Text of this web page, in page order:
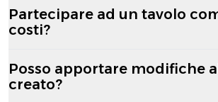
Partecipare ad un tavolo
costi?
Posso apportare modifiche
creato?